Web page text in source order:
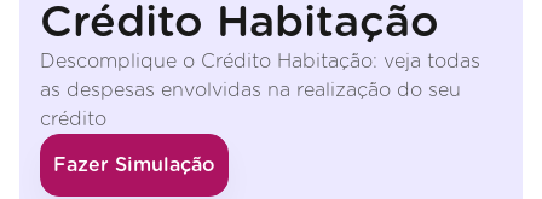
Crédito Habitação
Descomplique o Crédito Habitação: veja todas
as despesas envolvidas na realização do seu
crédito
Fazer Simulação